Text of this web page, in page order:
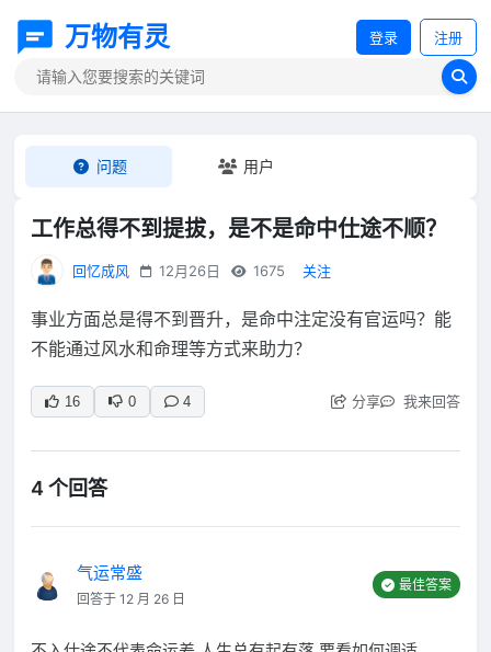
万物有灵 登录 注册
问题 用户
工作总得不到提拔，是不是命中仕途不顺？
回忆成风 12月26日 1675 关注
事业方面总是得不到晋升，是命中注定没有官运吗？能
不能通过风水和命理等方式来助力？
16 0 4 分享 我来回答
4 个回答
气运常盛
回答于 12 月 26 日
最佳答案